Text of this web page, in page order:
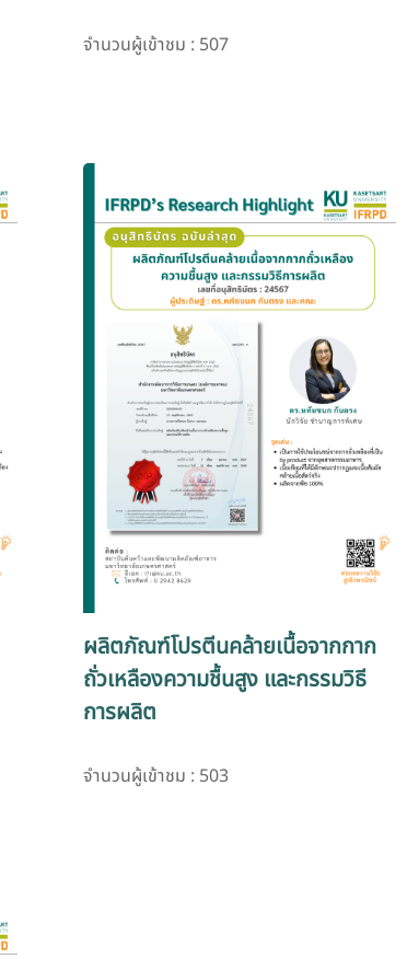
จำนวนผู้เข้าชม : 507
ผลิตภัณฑ์โปรตีนคล้ายเนื้อจากกาก
ถั่วเหลืองความชื้นสูง และกรรมวิธี
การผลิต
จำนวนผู้เข้าชม : 503